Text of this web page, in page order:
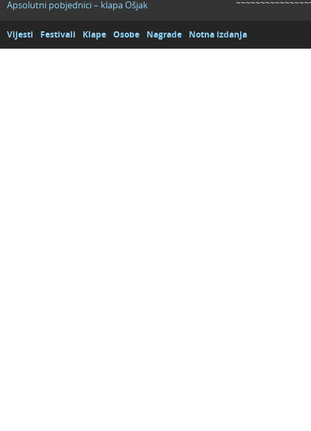
Apsolutni pobjednici – klapa Ošjak
Vijesti Festivali Klape Osobe Nagrade Notna izdanja